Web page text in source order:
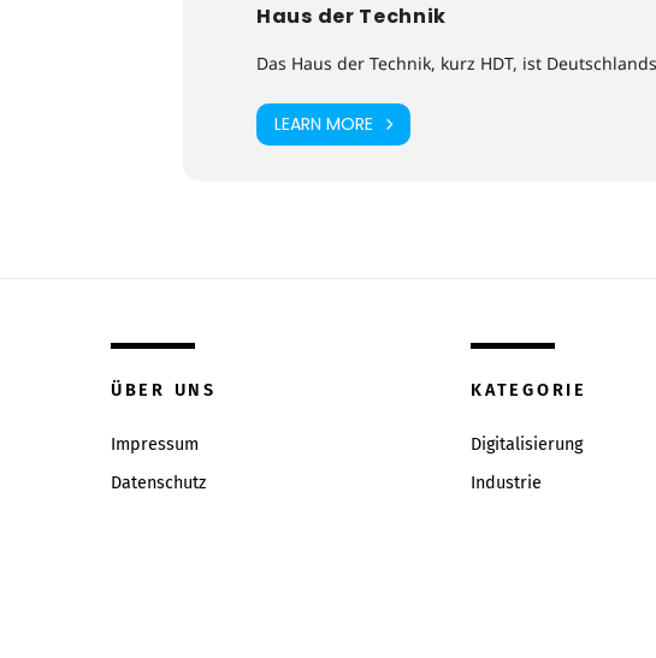
Haus der Technik
Das Haus der Technik, kurz HDT, ist
LEARN MORE
ÜBER UNS
Impressum
Datenschutz
KATEGORIE
Digitalisierung
Industrie